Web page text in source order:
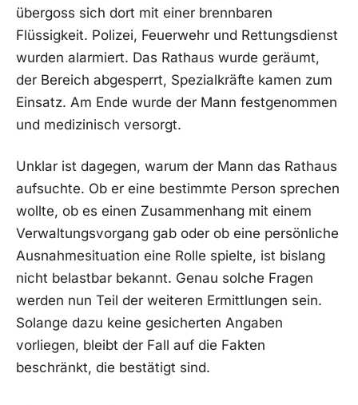
übergoss sich dort mit einer brennbaren
Flüssigkeit. Polizei, Feuerwehr und Rettungsdienst
wurden alarmiert. Das Rathaus wurde geräumt,
der Bereich abgesperrt, Spezialkräfte kamen zum
Einsatz. Am Ende wurde der Mann festgenommen
und medizinisch versorgt.
Unklar ist dagegen, warum der Mann das Rathaus
aufsuchte. Ob er eine bestimmte Person sprechen
wollte, ob es einen Zusammenhang mit einem
Verwaltungsvorgang gab oder ob eine persönliche
Ausnahmesituation eine Rolle spielte, ist bislang
nicht belastbar bekannt. Genau solche Fragen
werden nun Teil der weiteren Ermittlungen sein.
Solange dazu keine gesicherten Angaben
vorliegen, bleibt der Fall auf die Fakten
beschränkt, die bestätigt sind.